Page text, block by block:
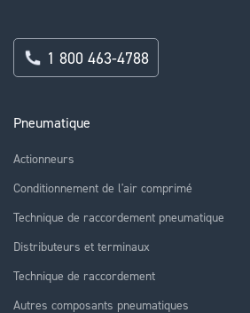
Pneumatique
Actionneurs
Conditionnement de l'air comprimé
Technique de raccordement pneumatique
Distributeurs et terminaux
Technique de raccordement
Autres composants pneumatiques
1 800 463-4788